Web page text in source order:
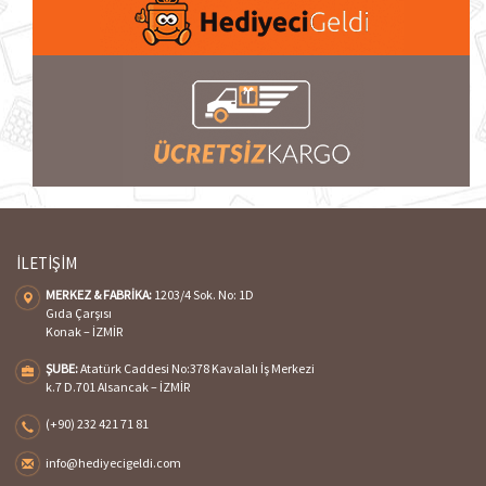
İLETİŞİM
MERKEZ & FABRİKA: 1203/4 Sok. No: 1D
Gıda Çarşısı
Konak – İZMİR
ŞUBE:Atatürk Caddesi No:378 Kavalalı İş Merkezi
k.7 D.701 Alsancak – İZMİR
(+90) 232 421 71 81
info@hediyecigeldi.com